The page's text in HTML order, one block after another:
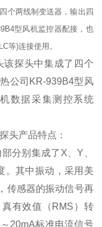
个两线制变送器，输出四
型风机监控器配接，也
等)连接使用。
该探头中集成了四个
公司 KR-939B4型风
数据采集测控系统
头产品特点：
分别集成了X、Y、
。其中振动，采用美
传感器的振动信号再
有效值（RMS）转
20mA标准电流信号